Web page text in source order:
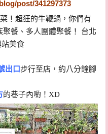
post/341297373
出口步行至店，約八分鐘腳
的巷子內喲！XD